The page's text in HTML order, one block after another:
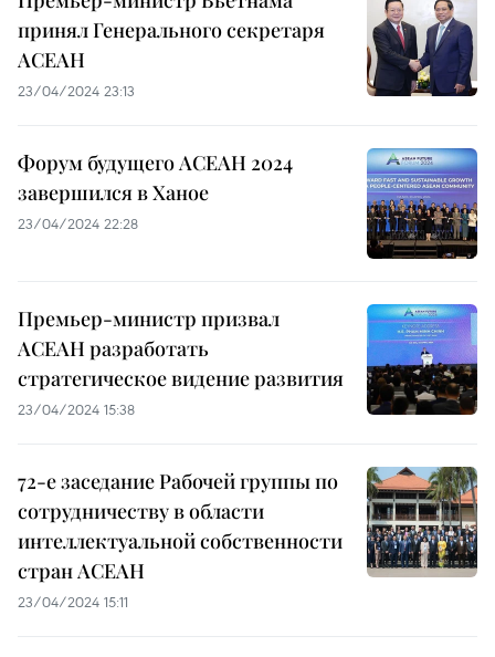
принял Генерального секретаря
АСЕАН
23/04/2024 23:13
Форум будущего АСЕАН 2024
завершился в Ханое
23/04/2024 22:28
Премьер-министр призвал
АСЕАН разработать
стратегическое видение развития
23/04/2024 15:38
72-е заседание Рабочей группы по
сотрудничеству в области
интеллектуальной собственности
стран АСЕАН
23/04/2024 15:11